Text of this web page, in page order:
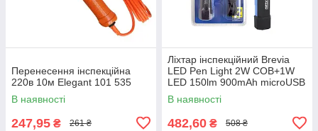
Перенесення інспекційна
220в 10м Elegant 101 535
В наявності
247,95 ₴ 261 ₴
Ліхтар інспекційний Brevia
LED Pen Light 2W COB+1W
LED 150lm 900mAh microUSB
11220
В наявності
482,60 ₴ 508 ₴